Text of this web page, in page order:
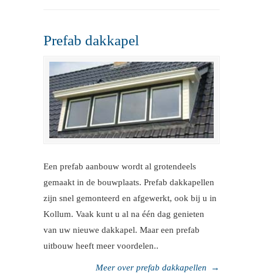
Prefab dakkapel
Een prefab aanbouw wordt al grotendeels
gemaakt in de bouwplaats. Prefab dakkapellen
zijn snel gemonteerd en afgewerkt, ook bij u in
Kollum. Vaak kunt u al na één dag genieten
van uw nieuwe dakkapel. Maar een prefab
uitbouw heeft meer voordelen..
Meer over prefab dakkapellen →